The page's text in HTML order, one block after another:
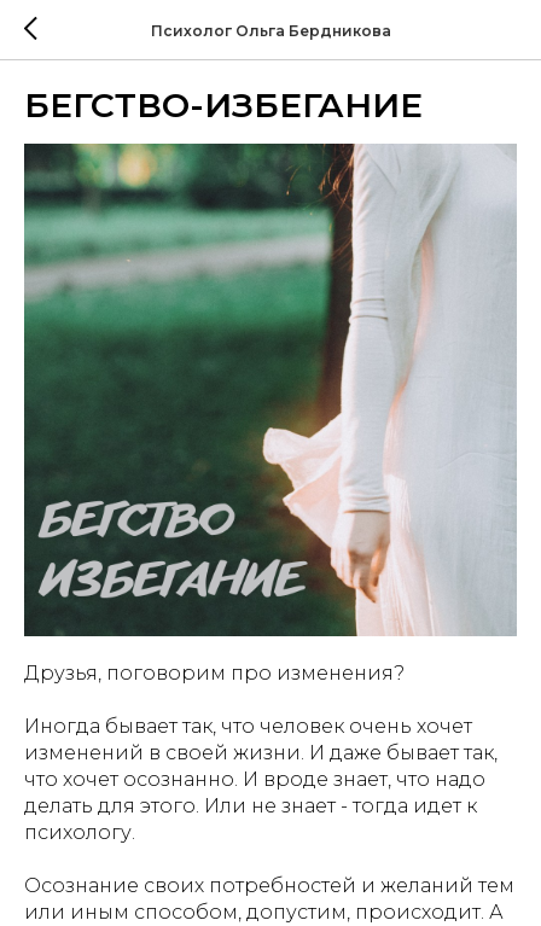
Психолог Ольга Бердникова
БЕГСТВО-ИЗБЕГАНИЕ
Друзья, поговорим про изменения?
Иногда бывает так, что человек очень хочет
изменений в своей жизни. И даже бывает так,
что хочет осознанно. И вроде знает, что надо
делать для этого. Или не знает - тогда идет к
психологу.
Осознание своих потребностей и желаний тем
или иным способом, допустим, происходит. А